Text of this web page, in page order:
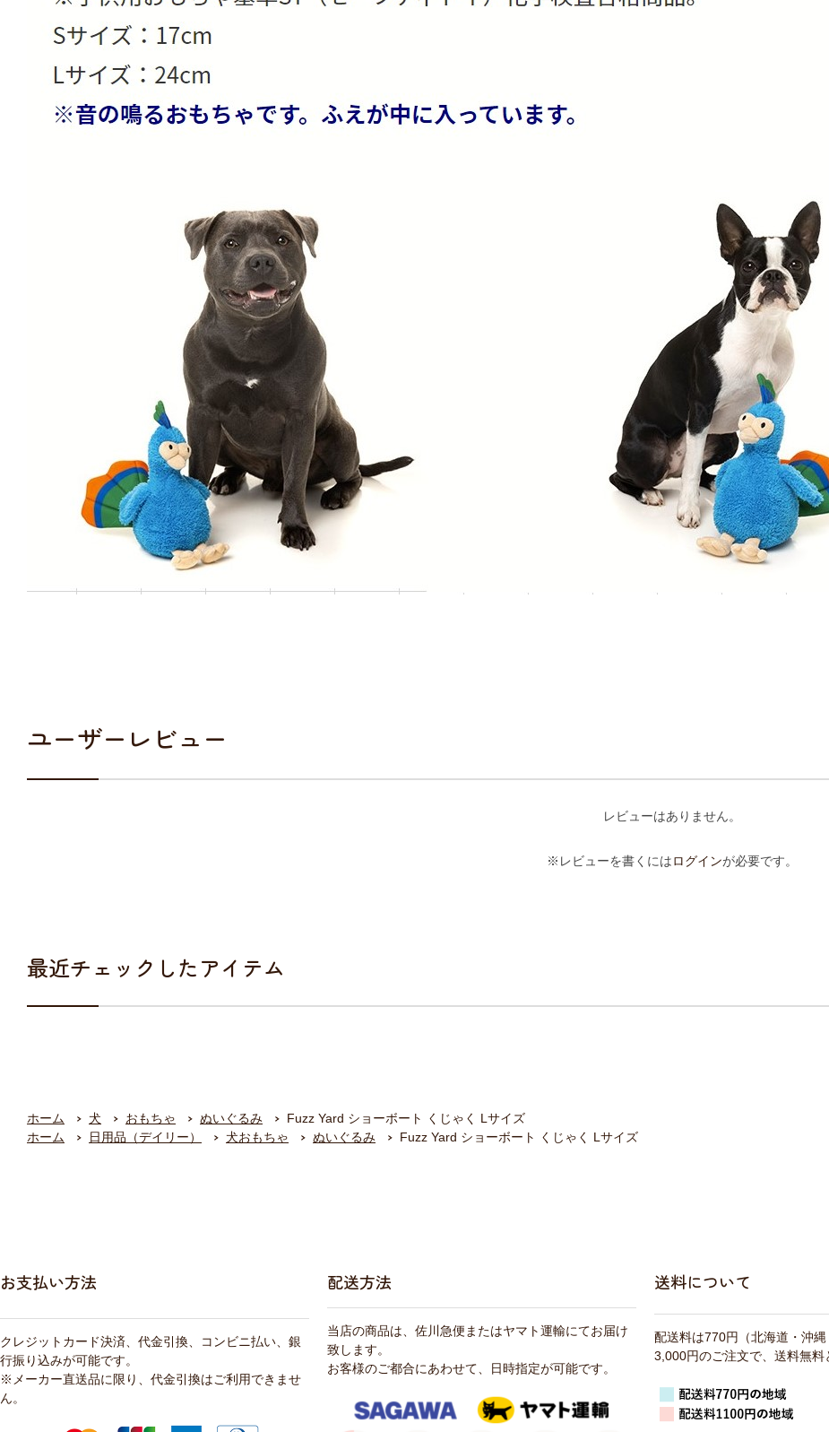
ユーザーレビュー
レビューはありません。
※レビューを書くにはログインが必要です。
最近チェックしたアイテム
ホーム 犬 おもちゃ ぬいぐるみ
Fuzz Yard ショーボート くじゃく Lサイズ
ホーム
日用品（デイリー） 犬おもちゃ ぬいぐるみ Fuzz Yard ショーボート くじゃく Lサイズ
お支払い方法
クレジットカード決済、代金引換、コンビニ払い、銀
行振り込みが可能です。
※メーカー直送品に限り、代金引換はご利用できませ
ん。
配送方法
当店の商品は、佐川急便またはヤマト運輸にてお届け
致します。
お客様のご都合にあわせて、日時指定が可能です。
送料について
配送料は770円（北海道・沖縄
3,000円のご注文で、送料無料